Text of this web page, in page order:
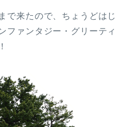
で来たので、ちょうどはじ
ファンタジー・グリーティ